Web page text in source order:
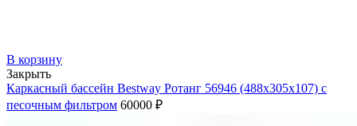
В корзину
Закрыть
Каркасный бассейн Bestway Ротанг 56946 (488х305х107) с
песочным фильтром 60000 ₽